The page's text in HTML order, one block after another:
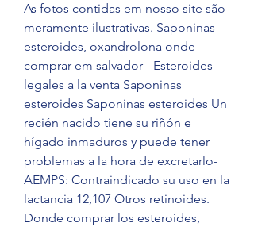
As fotos contidas em nosso site são
meramente ilustrativas. Saponinas
esteroides, oxandrolona onde
comprar em salvador - Esteroides
legales a la venta Saponinas
esteroides Saponinas esteroides Un
recién nacido tiene su riñón e
hígado inmaduros y puede tener
problemas a la hora de excretarlo-
AEMPS: Contraindicado su uso en la
lactancia 12,107 Otros retinoides.
Donde comprar los esteroides,